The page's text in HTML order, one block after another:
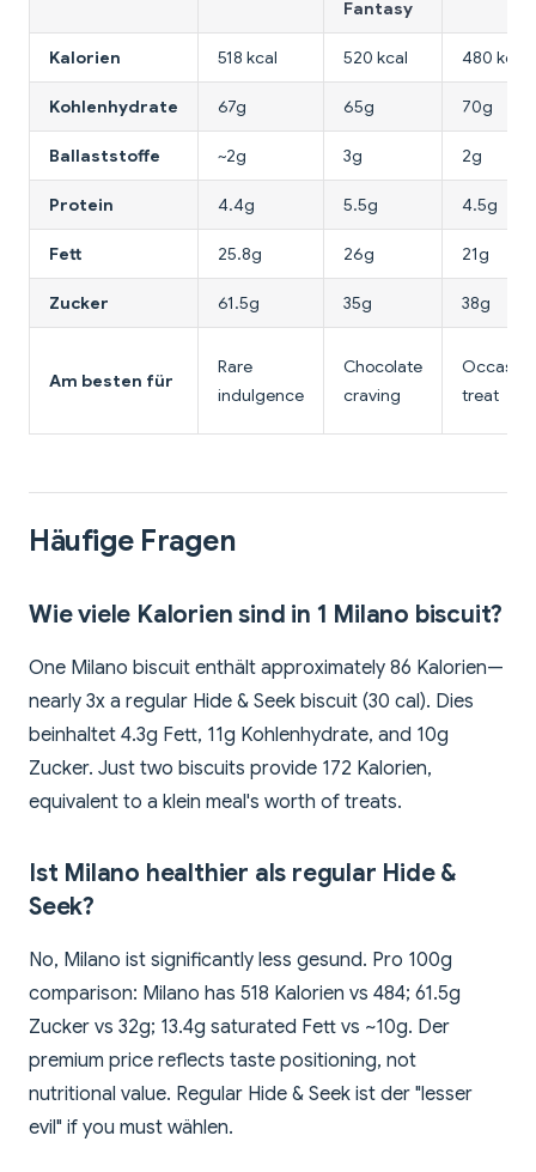
Fantasy
Kalorien 518 kcal 520 kcal 480 kcal
Kohlenhydrate 67g 65g 70g
Ballaststoffe ~2g 3g 2g
Protein 4.4g 5.5g 4.5g
Fett 25.8g 26g 21g
Zucker 61.5g 35g 38g
Am besten für
Rare
indulgence
Chocolate
craving
treat
Häufige Fragen
Wie viele Kalorien sind in 1 Milano biscuit?
One Milano biscuit enthält approximately 86 Kalorien—
nearly 3x a regular Hide & Seek biscuit (30 cal). Dies
beinhaltet 4.3g Fett, 11g Kohlenhydrate, and 10g
Zucker. Just two biscuits provide 172 Kalorien,
equivalent to a klein meal's worth of treats.
Ist Milano healthier als regular Hide &
Seek?
No, Milano ist significantly less gesund. Pro 100g
comparison: Milano has 518 Kalorien vs 484; 61.5g
Zucker vs 32g; 13.4g saturated Fett vs ~10g. Der
premium price reflects taste positioning, not
nutritional value. Regular Hide & Seek ist der "lesser
evil" if you must wählen.